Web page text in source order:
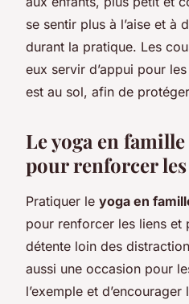
se sentir plus à l’aise et à
durant la pratique. Les
eux servir d’appui pour
est au sol, afin de
Le yoga en
pour renforcer
Pratiquer le yoga en
pour renforcer les liens et
détente loin des
aussi une occasion pour
l’exemple et